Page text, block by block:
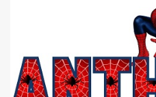
cómodo y también para nuestra
sugerencias que pueden brindar
para tu dormitorio. El color
recibir esa luz y felicidad que
blanco es ideal para lograr el
todo y además es color bastante